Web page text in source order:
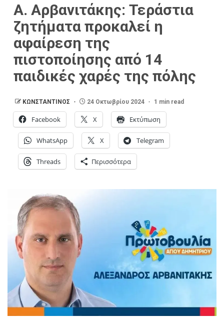
Α. Αρβανιτάκης: Τεράστια
ζητήματα προκαλεί η
αφαίρεση της
πιστοποίησης από 14
παιδικές χαρές της πόλης
ΚΩΝΣΤΑΝΤΙΝΟΣ 24 Οκτωβρίου 2024 1 min read
Facebook X Εκτύπωση
WhatsApp X Telegram
Threads Περισσότερα